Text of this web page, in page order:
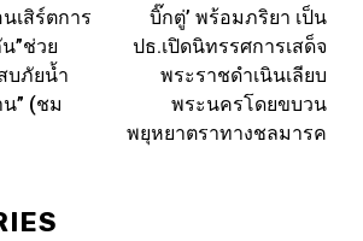
เสิร์ตการ
”ช่วย
บภัยน้ำ
” (ชม
บิ๊กตู่’ พร้อมภริยา เป็น
ปธ.เปิดนิทรรศการเสด็จ
พระราชดำเนินเลียบ
พระนครโดยขบวน
พยุหยาตราทางชลมารค